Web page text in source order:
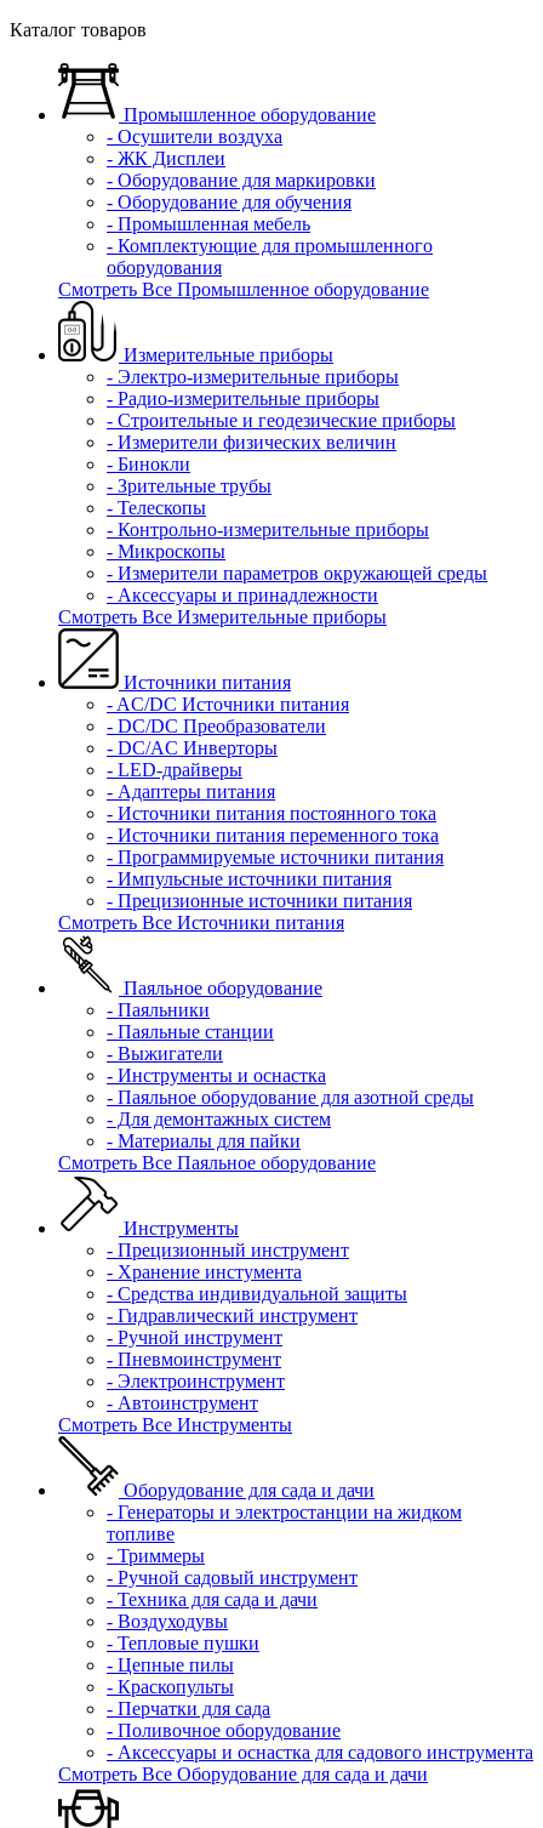
Каталог товаров
Промышленное оборудование
- Осушители воздуха
- ЖК Дисплеи
- Оборудование для маркировки
- Оборудование для обучения
- Промышленная мебель
- Комплектующие для промышленного
оборудования
Смотреть Все Промышленное оборудование
Измерительные приборы
- Электро-измерительные приборы
- Радио-измерительные приборы
- Строительные и геодезические приборы
- Измерители физических величин
- Бинокли
- Зрительные трубы
- Телескопы
- Контрольно-измерительные приборы
- Микроскопы
- Измерители параметров окружающей среды
- Аксессуары и принадлежности
Смотреть Все Измерительные приборы
Источники питания
- AC/DC Источники питания
- DC/DC Преобразователи
- DC/AC Инверторы
- LED-драйверы
- Адаптеры питания
- Источники питания постоянного тока
- Источники питания переменного тока
- Программируемые источники питания
- Импульсные источники питания
- Прецизионные источники питания
Смотреть Все Источники питания
Паяльное оборудование
- Паяльники
- Паяльные станции
- Выжигатели
- Инструменты и оснастка
- Паяльное оборудование для азотной среды
- Для демонтажных систем
- Материалы для пайки
Смотреть Все Паяльное оборудование
Инструменты
- Прецизионный инструмент
- Хранение инстумента
- Средства индивидуальной защиты
- Гидравлический инструмент
- Ручной инструмент
- Пневмоинструмент
- Электроинструмент
- Автоинструмент
Смотреть Все Инструменты
Оборудование для сада и дачи
- Генераторы и электростанции на жидком
топливе
- Триммеры
- Ручной садовый инструмент
- Техника для сада и дачи
- Воздуходувы
- Тепловые пушки
- Цепные пилы
- Краскопульты
- Перчатки для сада
- Поливочное оборудование
- Аксессуары и оснастка для садового инструмента
Смотреть Все Оборудование для сада и дачи